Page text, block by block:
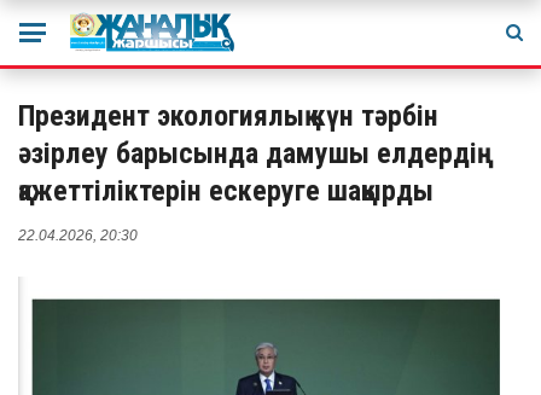
Президент экологиялық күн тәрбін
әзірлеу барысында дамушы елдердің
қажеттіліктерін ескеруге шақырды
22.04.2026, 20:30